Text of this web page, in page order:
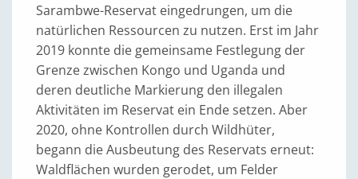
Sarambwe-Reservat eingedrungen, um die
natürlichen Ressourcen zu nutzen. Erst im Jahr
2019 konnte die gemeinsame Festlegung der
Grenze zwischen Kongo und Uganda und
deren deutliche Markierung den illegalen
Aktivitäten im Reservat ein Ende setzen. Aber
2020, ohne Kontrollen durch Wildhüter,
begann die Ausbeutung des Reservats erneut:
Waldflächen wurden gerodet, um Felder